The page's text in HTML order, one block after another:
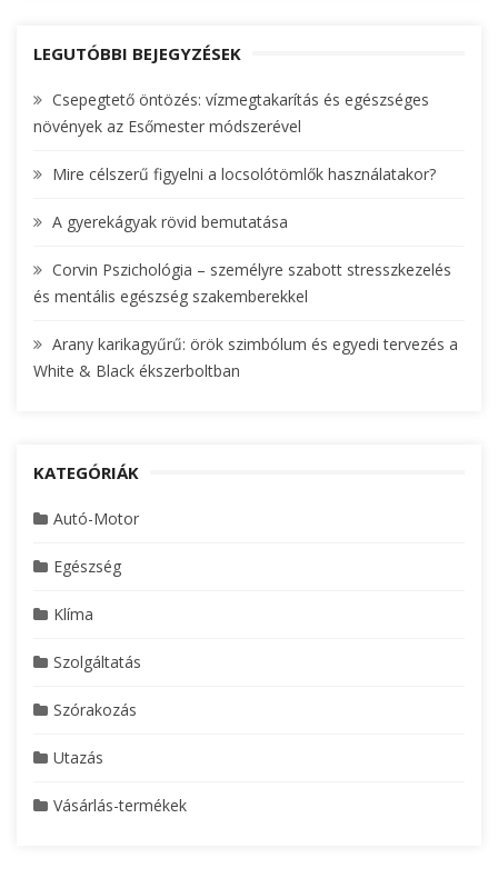
c
f
o
:
LEGUTÓBBI BEJEGYZÉSEK
Csepegtető öntözés: vízmegtakarítás és egészséges
növények az Esőmester módszerével
Mire célszerű figyelni a locsolótömlők használatakor?
A gyerekágyak rövid bemutatása
Corvin Pszichológia – személyre szabott stresszkezelés
és mentális egészség szakemberekkel
Arany karikagyűrű: örök szimbólum és egyedi tervezés a
White & Black ékszerboltban
KATEGÓRIÁK
Autó-Motor
Egészség
Klíma
Szolgáltatás
Szórakozás
Utazás
Vásárlás-termékek